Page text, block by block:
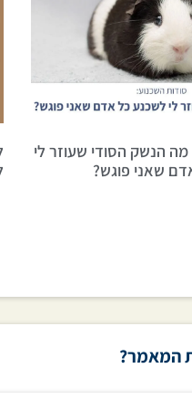
הנשק הסודי שעוזר לי
שאני פוגש?
המאמר?